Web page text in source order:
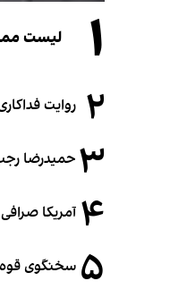
۱ لیست ممنوعه کریستیانو؛ ۱۰
۲ روایت فداکاری‌های
۳ حمیدرضا
۴ آمریکا
۵ سخنگوی قوه